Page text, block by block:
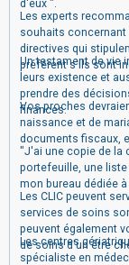
d'eux ".
Les experts
souhaits
directives qui
préférent s'ils sont
Un testament de vie
leurs existence et
prendre des
finances.
Vos proches
naissance et de
documents fiscaux,
"J'ai une copie de la
portefeuille, une
mon bureau dédiée
Les CLIC peuvent
services de soins
peuvent également
de soins d'un être
Les centres
spécialiste en